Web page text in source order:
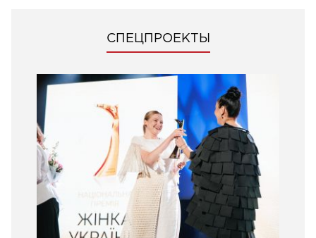
СПЕЦПРОЕКТЫ